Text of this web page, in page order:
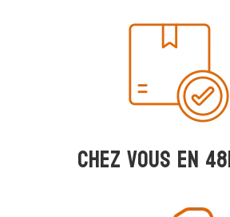
Chez vous en